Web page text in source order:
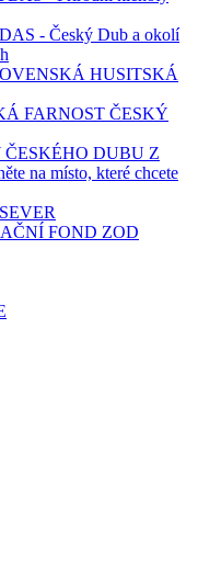
- Český Dub a okolí
HUSITSKÁ
FARNOST ČESKÝ
DUBU Z
na místo, které chcete
FOND ZOD